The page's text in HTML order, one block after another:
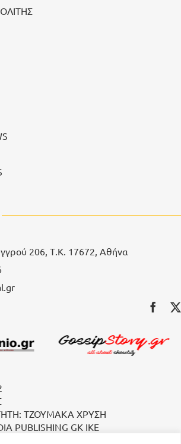
206, Τ.Κ. 17672, Αθήνα
ΤΖΟΥΜΑΚΑ ΧΡΥΣΗ
PUBLISHING GK IKE